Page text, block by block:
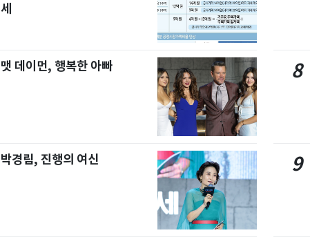
세
맷 데이먼, 행복한 아빠
박경림, 진행의 여신
8
9